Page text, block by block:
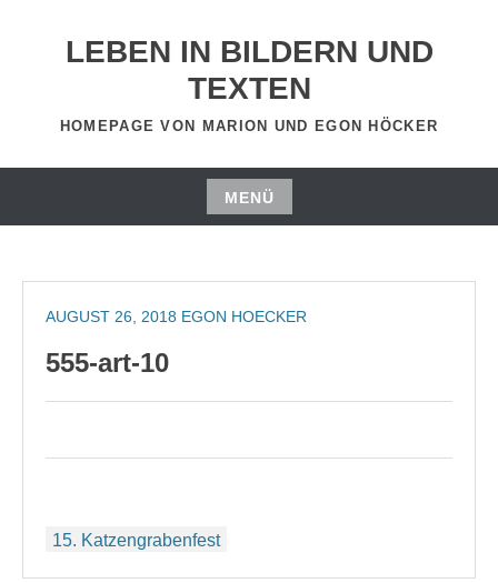
LEBEN IN BILDERN UND
TEXTEN
HOMEPAGE VON MARION UND EGON HÖCKER
MENÜ
Zum
springen
AUGUST 26, 2018 EGON HOECKER
555-art-10
Beitragsnavigation
15. Katzengrabenfest